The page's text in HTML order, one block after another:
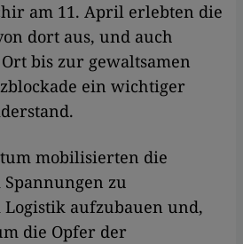
am 11. April erlebten die
dort aus, und auch
bis zur gewaltsamen
ein wichtiger
mobilisierten die
Spannungen zu
aufzubauen und,
die Opfer der